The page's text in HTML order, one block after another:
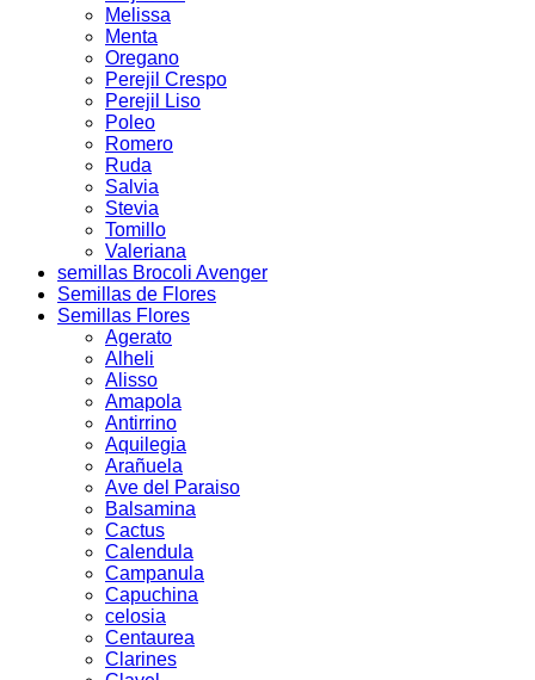
Melissa
Menta
Oregano
Perejil Crespo
Perejil Liso
Poleo
Romero
Ruda
Salvia
Stevia
Tomillo
Valeriana
semillas Brocoli Avenger
Semillas de Flores
Semillas Flores
Agerato
Alheli
Alisso
Amapola
Antirrino
Aquilegia
Arañuela
Ave del Paraiso
Balsamina
Cactus
Calendula
Campanula
Capuchina
celosia
Centaurea
Clarines